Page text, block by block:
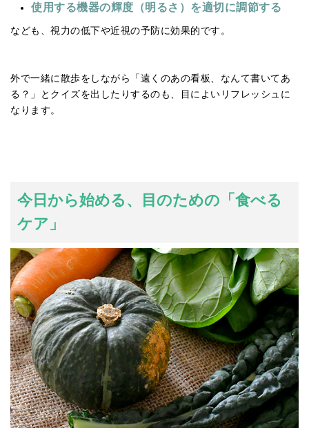
使用する機器の輝度（明るさ）を適切に調節する
なども、視力の低下や近視の予防に効果的です。
外で一緒に散歩をしながら「遠くのあの看板、なんて書いてあ
る？」とクイズを出したりするのも、目によいリフレッシュに
なります。
今日から始める、目のための「食べる
ケア」